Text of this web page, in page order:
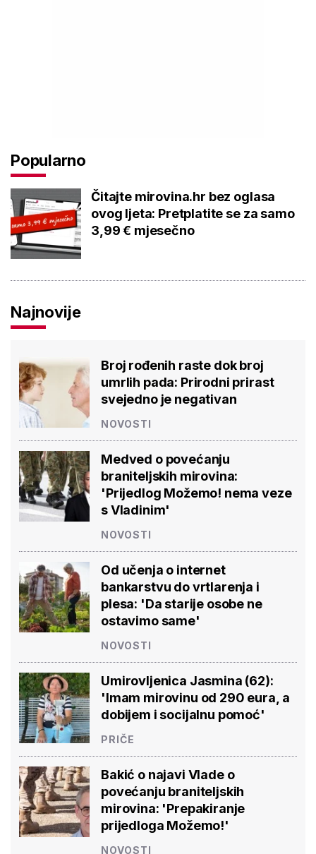
Popularno
Čitajte mirovina.hr bez oglasa
ovog ljeta: Pretplatite se za samo
3,99 € mjesečno
Najnovije
Broj rođenih raste dok broj
umrlih pada: Prirodni prirast
svejedno je negativan
NOVOSTI
Medved o povećanju
braniteljskih mirovina:
'Prijedlog Možemo! nema veze
s Vladinim'
NOVOSTI
Od učenja o internet
bankarstvu do vrtlarenja i
plesa: 'Da starije osobe ne
ostavimo same'
NOVOSTI
Umirovljenica Jasmina (62):
'Imam mirovinu od 290 eura, a
dobijem i socijalnu pomoć'
PRIČE
Bakić o najavi Vlade o
povećanju braniteljskih
mirovina: 'Prepakiranje
prijedloga Možemo!'
NOVOSTI